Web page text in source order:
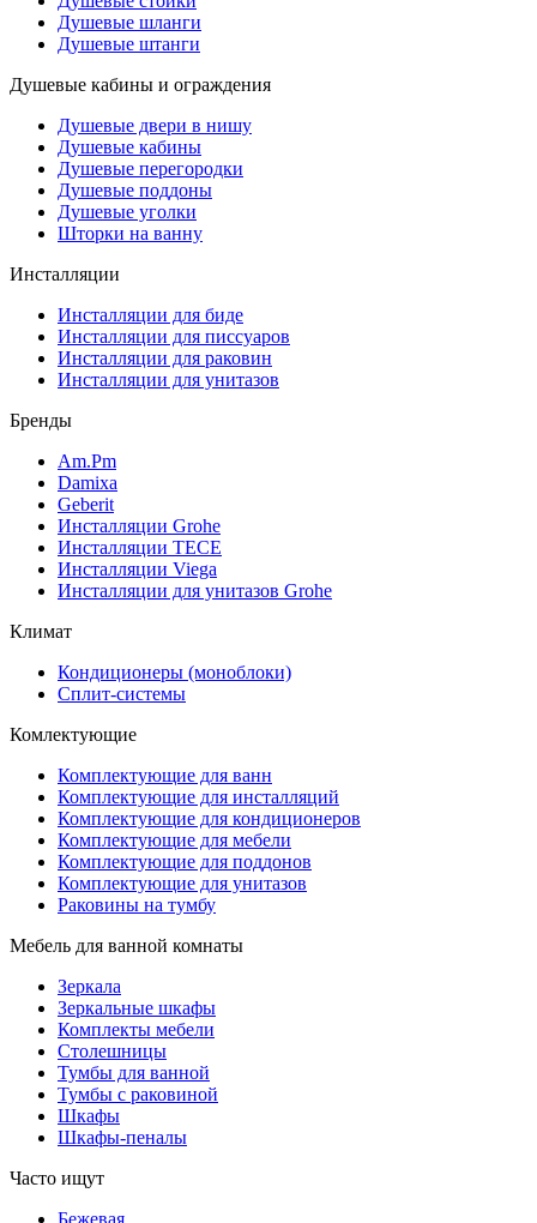
Душевые шланги
Душевые штанги
Душевые кабины и ограждения
Душевые двери в нишу
Душевые кабины
Душевые перегородки
Душевые поддоны
Душевые уголки
Шторки на ванну
Инсталляции
Инсталляции для биде
Инсталляции для писсуаров
Инсталляции для раковин
Инсталляции для унитазов
Бренды
Am.Pm
Damixa
Geberit
Инсталляции Grohe
Инсталляции TECE
Инсталляции Viega
Инсталляции для унитазов Grohe
Климат
Кондиционеры (моноблоки)
Сплит-системы
Комлектующие
Комплектующие для ванн
Комплектующие для инсталляций
Комплектующие для кондиционеров
Комплектующие для мебели
Комплектующие для поддонов
Комплектующие для унитазов
Раковины на тумбу
Мебель для ванной комнаты
Зеркала
Зеркальные шкафы
Комплекты мебели
Столешницы
Тумбы для ванной
Тумбы с раковиной
Шкафы
Шкафы-пеналы
Часто ищут
Бежевая